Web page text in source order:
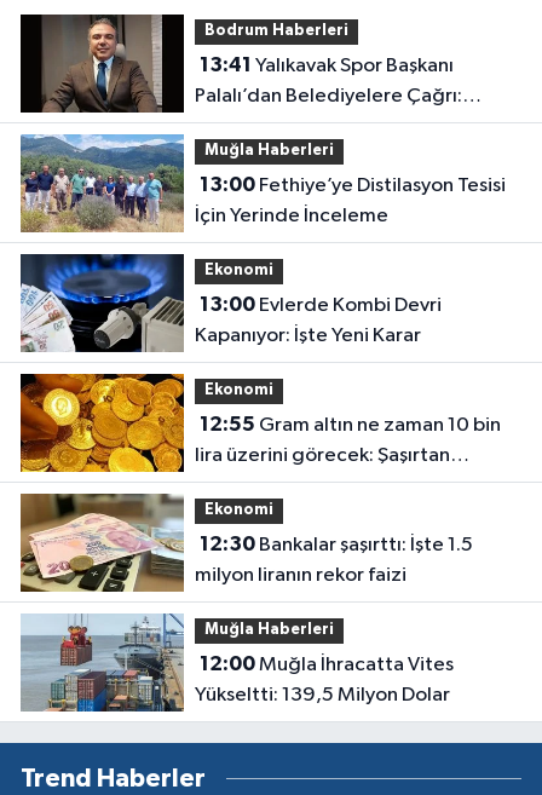
Bodrum Haberleri
13:41
Palalı’dan Belediyelere Çağrı:
“Hukuki Engel mi, Siyasi Tercih mi?”
Muğla Haberleri
13:00Fethiye’ye Distilasyon Tesisi
İçin Yerinde İnceleme
Ekonomi
13:00Evlerde Kombi Devri
Kapanıyor: İşte Yeni Karar
Ekonomi
12:55
lira üzerini görecek: Şaşırtan
açıklama geldi
Ekonomi
12:30Bankalar şaşırttı: İşte 1.5
milyon liranın rekor faizi
Muğla Haberleri
12:00Muğla İhracatta Vites
Yükseltti: 139,5 Milyon Dolar
Trend Haberler